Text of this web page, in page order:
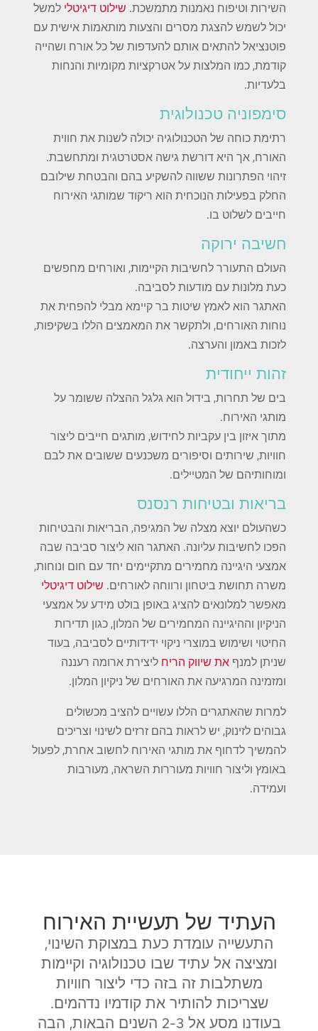
השירות וטיפוח נאמנות מתמשכת. שילוט דיגיטלי למשל
יכול לשמש להצגת מסרים והצעות מותאמות אישית עם
פוטנציאל להתאים אותם להעדפות של כל אורח ושהייה
קודמת, כמו המלצות על אטרקציות מקומיות והנחות
בלעדיות.
סימפוניה טכנולוגית
רתימת כוחה של הטכנולוגיה יכולה לשנות את חווית
האורח, אך היא דורשת גישה אסטרטגית ומתחשבת.
זיהוי הפתרונות ששווה להשקיע בהם והבטחת שילובם
החלק בפעילות הנוכחית הוא ריקוד שמותגי האירוח
חייבים לשלוט בו.
חשיבה ירוקה
העולם התעורר לחשיבות הקיימות, ואורחים מחפשים
כעת מלונות עם מודעות לסביבה.
האתגר הוא לאמץ שיטות בר קיימא מבלי להפחית את
נוחות האורחים, ולתקשר את המאמצים הללו בשקיפות,
לזכות באמון והערצה.
זהות ייחודית
בים של תחרות, בידול הוא גלגל ההצלה ששומר על
מותגי האירוח.
מתוך איזון בין עקביות לחידוש, מותגים חייבים ליצור
חוויות, שירותים וסיפורים משכנעים ששובים את לבם
ומוחותיהם של המטיילים.
בריאות ובטיחות רנסנס
כשהעולם יוצא מצלה של המגיפה, הבריאות והבטיחות
הפכו לחשיבות עליונה. האתגר הוא ליצור סביבה שבה
אמצעי היגיינה מחמירים מתקיימים יחד עם חום ונוחות,
משרה תחושת ביטחון ורווחה לאורחים. שילוט דיגיטלי
מאפשר למלונאים להציג באופן בולט מידע על אמצעי
הניקיון וההיגיינה המחמירים של המלון, כגון תדירות
החיטוי ושימוש במוצרי ניקוי ידידותיים לסביבה, בעוד
שניתן למנף את שיווק הריח ליצירת ארומה רעננה
ומזמינה המרגיעה את האורחים של ניקיון המלון.
למרות שהאתגרים הללו עשויים להציב מכשולים
גבוהים לזינוק, יש לראות בהם זרזים לשינוי וצריכים
להמשיך לדחוף את מותגי האירוח לחשוב אחרת, לפעול
באומץ וליצור חוויות מעוררות השראה, מעורבות
ועמידה.
העתיד של תעשיית האירוח
התעשייה עומדת כעת במצוקת השינוי,
ומציצה אל עתיד שבו טכנולוגיה וקיימות
משתלבות זה בזה כדי ליצור חוויות
שצריכות להותיר את קודמיו נדהמים.
בעודנו מסע אל 2-3 השנים הבאות, הבה